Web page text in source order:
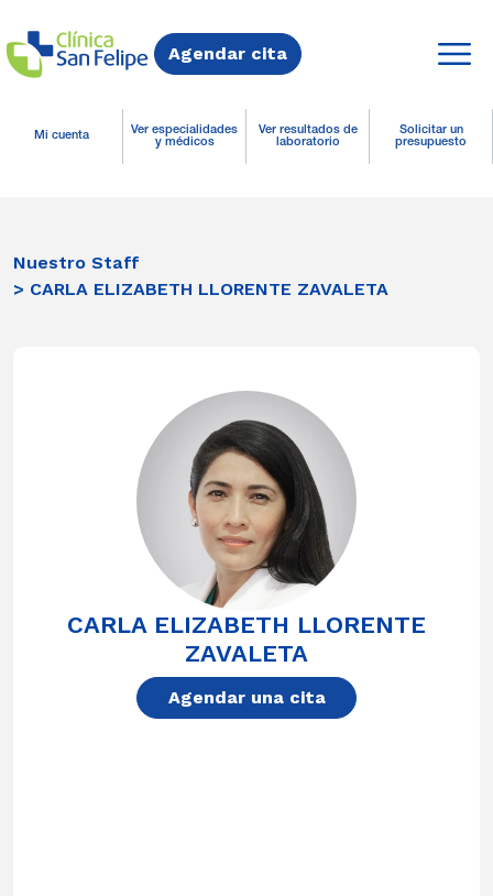
Agendar cita
Mi cuenta
Ver especialidades
y médicos
Ver resultados de
laboratorio
Solicitar un
presupuesto
Nuestro Staff
> CARLA ELIZABETH LLORENTE ZAVALETA
CARLA ELIZABETH LLORENTE
ZAVALETA
Agendar una cita